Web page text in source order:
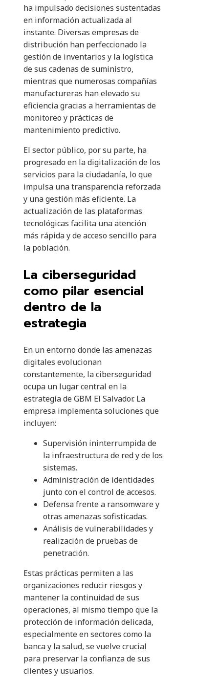
ha impulsado decisiones sustentadas
en información actualizada al
instante. Diversas empresas de
distribución han perfeccionado la
gestión de inventarios y la logística
de sus cadenas de suministro,
mientras que numerosas compañías
manufactureras han elevado su
eficiencia gracias a herramientas de
monitoreo y prácticas de
mantenimiento predictivo.
El sector público, por su parte, ha
progresado en la digitalización de los
servicios para la ciudadanía, lo que
impulsa una transparencia reforzada
y una gestión más eficiente. La
actualización de las plataformas
tecnológicas facilita una atención
más rápida y de acceso sencillo para
la población.
La ciberseguridad
como pilar esencial
dentro de la
estrategia
En un entorno donde las amenazas
digitales evolucionan
constantemente, la ciberseguridad
ocupa un lugar central en la
estrategia de GBM El Salvador. La
empresa implementa soluciones que
incluyen:
Supervisión ininterrumpida de
la infraestructura de red y de los
sistemas.
Administración de identidades
junto con el control de accesos.
Defensa frente a ransomware y
otras amenazas sofisticadas.
Análisis de vulnerabilidades y
realización de pruebas de
penetración.
Estas prácticas permiten a las
organizaciones reducir riesgos y
mantener la continuidad de sus
operaciones, al mismo tiempo que la
protección de información delicada,
especialmente en sectores como la
banca y la salud, se vuelve crucial
para preservar la confianza de sus
clientes y usuarios.